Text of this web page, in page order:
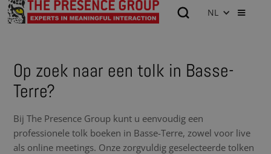
NL
Op zoek naar een tolk in Basse-
Terre?
Bij The Presence Group kunt u eenvoudig een
professionele tolk boeken in Basse-Terre, zowel voor live
als online meetings. Onze zorgvuldig geselecteerde tolken